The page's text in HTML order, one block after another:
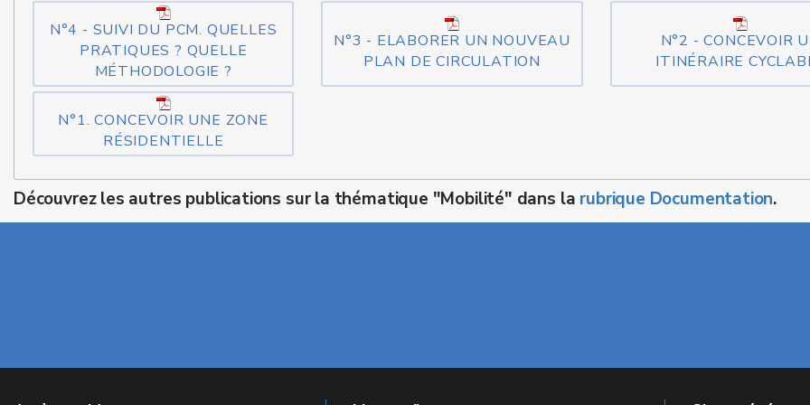
N°4 - SUIVI DU PCM. QUELLES
PRATIQUES ? QUELLE
MÉTHODOLOGIE ?
N°3 - ELABORER UN NOUVEAU
PLAN DE CIRCULATION
N°2 - CONCEVOIR
ITINÉRAIRE
N°1. CONCEVOIR UNE ZONE
RÉSIDENTIELLE
Découvrez les autres publications sur la thématique "Mobilité" dans la rubrique Documentation.